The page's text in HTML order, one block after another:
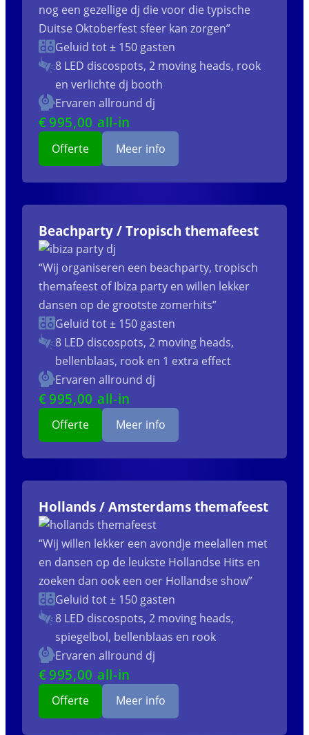
nog een gezellige dj die voor die typische
Duitse Oktoberfest sfeer kan zorgen”
Geluid tot ± 150 gasten
8 LED discospots, 2 moving heads, rook
en verlichte dj booth
Ervaren allround dj
€995,00 all-in
Offerte Meer info
Beachparty / Tropisch themafeest
“Wij organiseren een beachparty, tropisch
themafeest of Ibiza party en willen lekker
dansen op de grootste zomerhits”
Geluid tot ± 150 gasten
8 LED discospots, 2 moving heads,
bellenblaas, rook en 1 extra effect
Ervaren allround dj
€995,00 all-in
Offerte Meer info
Hollands / Amsterdams themafeest
“Wij willen lekker een avondje meelallen met
en dansen op de leukste Hollandse Hits en
zoeken dan ook een oer Hollandse show”
Geluid tot ± 150 gasten
8 LED discospots, 2 moving heads,
spiegelbol, bellenblaas en rook
Ervaren allround dj
€995,00 all-in
Offerte Meer info